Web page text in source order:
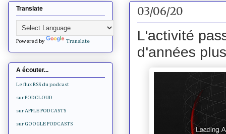
03/06/20
L'activité
d'années
Translate
Powered by Translate
A écouter...
Le flux RSS du podcast
sur PODCLOUD
sur APPLE PODCASTS
sur GOOGLE PODCASTS